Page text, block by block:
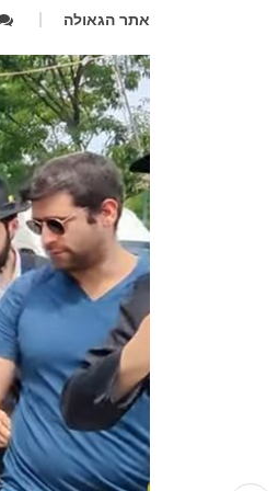
אתר הגאולה